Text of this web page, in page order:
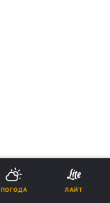
ПОГОДА ЛАЙТ